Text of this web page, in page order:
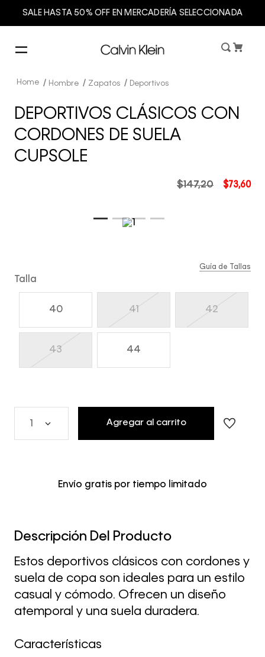
SALE HASTA 50% OFF EN MERCADERÍA SELECCIONADA
Hombre Zapatos Deportivos
DEPORTIVOS CLÁSICOS CON
CORDONES DE SUELA
CUPSOLE
$73,60
$147,20
Talla
40 41 42
43 44
Guía de Tallas
Agregar al carrito
Envío gratis por tiempo limitado
Descripción Del Producto
Estos deportivos clásicos con cordones y
suela de copa son ideales para un estilo
casual y cómodo. Ofrecen un diseño
atemporal y una suela duradera.
Características